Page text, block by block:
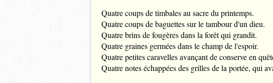
Quatre coups de timbales au sacre du printemps.
Quatre coups de baguettes sur le tambour d'un dieu.
Quatre brins de fougères dans la forêt qui grandit.
Quatre graines germées dans le champ de l'espoir.
Quatre petites caravelles avançant de conserve en
Quatre notes échappées des grilles de la portée, qui